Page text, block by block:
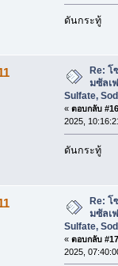
ดันกระทู้
Re: โ
มซัลเ
Sulfate,
« ตอบกลับ
2025,
ดันกระทู้
Re: โ
มซัลเ
Sulfate,
« ตอบกลับ
2025,